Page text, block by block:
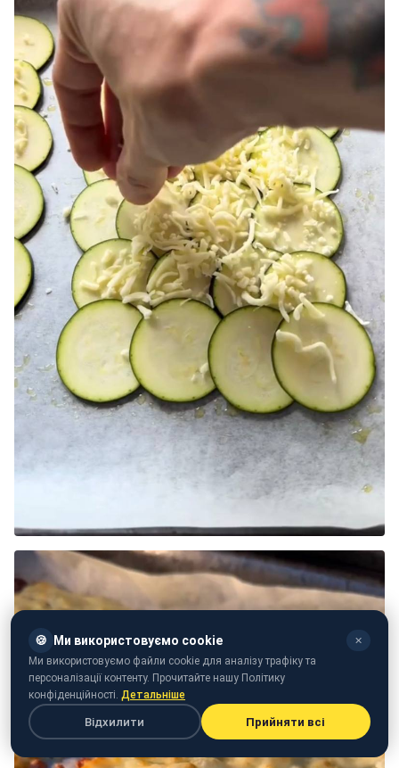
🍪 Ми використовуємо cookie ✕
Ми використовуємо файли cookie для аналізу трафіку та
персоналізації контенту. Прочитайте нашу Політику
конфіденційності. Детальніше
Відхилити Прийняти всі